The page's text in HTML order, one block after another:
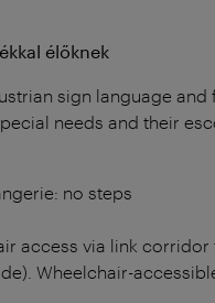
élőknek
sign language
needs and their
no steps
access via link
Wheelchair-